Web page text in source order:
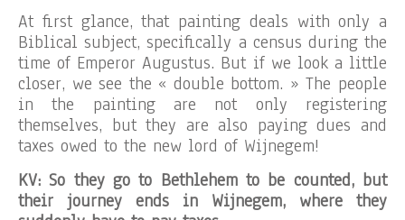
At first glance, that painting deals with only a
Biblical subject, specifically a census during the
time of Emperor Augustus. But if we look a little
closer, we see the « double bottom. » The people
in the painting are not only registering
themselves, but they are also paying dues and
taxes owed to the new lord of Wijnegem!
KV: So they go to Bethlehem to be counted, but
their journey ends in Wijnegem, where they